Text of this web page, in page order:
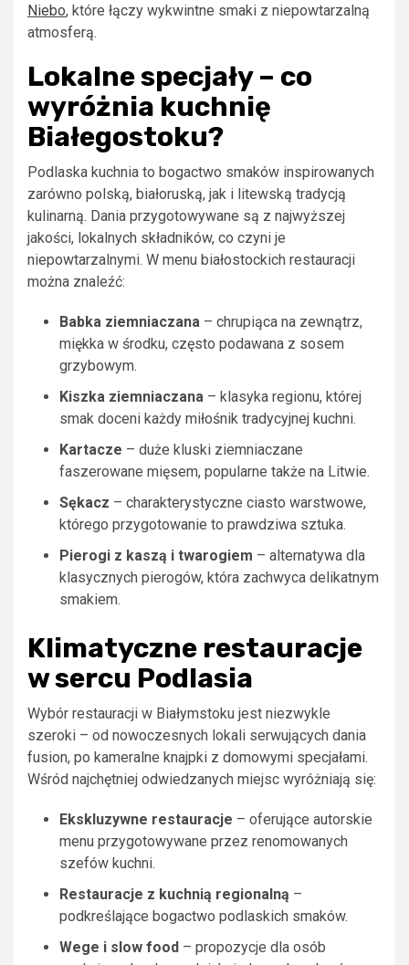
Niebo, które łączy wykwintne smaki z niepowtarzalną
atmosferą.
Lokalne specjały – co
wyróżnia kuchnię
Białegostoku?
Podlaska kuchnia to bogactwo smaków inspirowanych
zarówno polską, białoruską, jak i litewską tradycją
kulinarną. Dania przygotowywane są z najwyższej
jakości, lokalnych składników, co czyni je
niepowtarzalnymi. W menu białostockich restauracji
można znaleźć:
Babka ziemniaczana – chrupiąca na zewnątrz,
miękka w środku, często podawana z sosem
grzybowym.
Kiszka ziemniaczana – klasyka regionu, której
smak doceni każdy miłośnik tradycyjnej kuchni.
Kartacze – duże kluski ziemniaczane
faszerowane mięsem, popularne także na Litwie.
Sękacz – charakterystyczne ciasto warstwowe,
którego przygotowanie to prawdziwa sztuka.
Pierogi z kaszą i twarogiem – alternatywa dla
klasycznych pierogów, która zachwyca delikatnym
smakiem.
Klimatyczne restauracje
w sercu Podlasia
Wybór restauracji w Białymstoku jest niezwykle
szeroki – od nowoczesnych lokali serwujących dania
fusion, po kameralne knajpki z domowymi specjałami.
Wśród najchętniej odwiedzanych miejsc wyróżniają się:
Ekskluzywne restauracje – oferujące autorskie
menu przygotowywane przez renomowanych
szefów kuchni.
Restauracje z kuchnią regionalną –
podkreślające bogactwo podlaskich smaków.
Wege i slow food – propozycje dla osób